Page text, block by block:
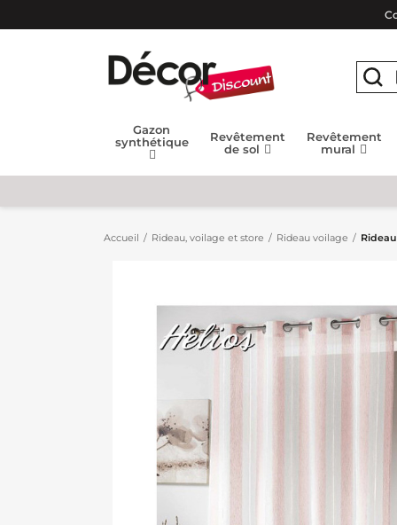
Gazon
synthétique
Revêtement
de sol
Revêtement
mural
Accueil Rideau, voilage et store Rideau voilage